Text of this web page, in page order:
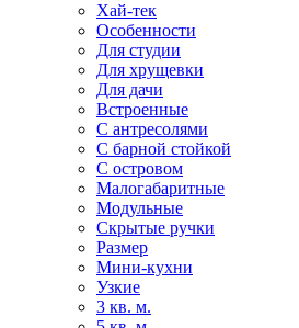
Хай-тек
Особенности
Для студии
Для хрущевки
Для дачи
Встроенные
С антресолями
С барной стойкой
С островом
Малогабаритные
Модульные
Скрытые ручки
Размер
Мини-кухни
Узкие
3 кв. м.